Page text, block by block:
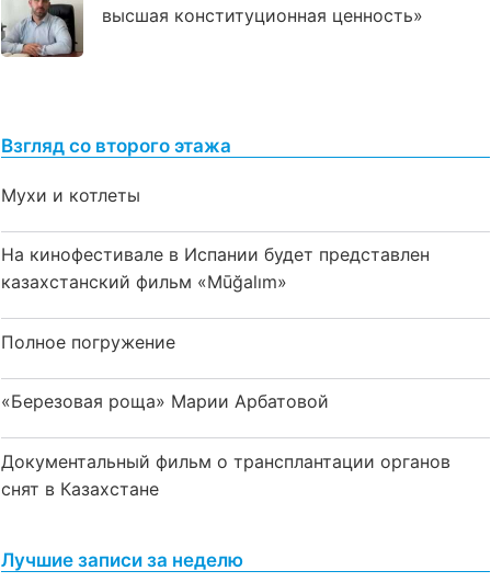
высшая конституционная ценность»
Взгляд со второго этажа
Мухи и котлеты
На кинофестивале в Испании будет представлен
казахстанский фильм «Mūğalım»
Полное погружение
«Березовая роща» Марии Арбатовой
Документальный фильм о трансплантации органов
снят в Казахстане
Лучшие записи за неделю